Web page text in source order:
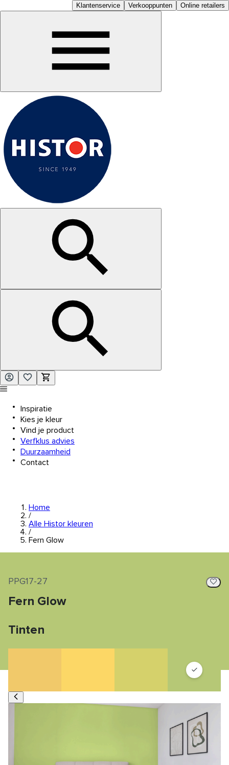
Klantenservice Verkooppunten Online retailers
Inspiratie
Kies je kleur
Vind je product
Verfklus advies
Duurzaamheid
Contact
Home
/
Alle Histor kleuren
/
Fern Glow
PPG17-27
Fern Glow
Tinten